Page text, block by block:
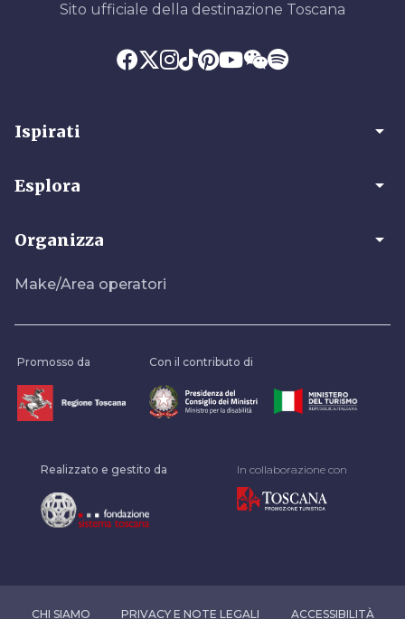
Sito ufficiale della destinazione Toscana
Ispirati arrow_drop_down
Esplora arrow_drop_down
Organizza arrow_drop_down
Make/Area operatori
Promosso da Con il contributo di
Realizzato e gestito da In collaborazione con
CHI SIAMO PRIVACY E NOTE LEGALI ACCESSIBILITÀ